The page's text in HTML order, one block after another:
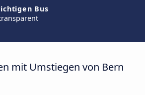
Bus
mit Umstiegen von Bern